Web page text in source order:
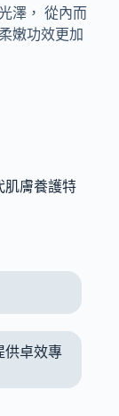
澤， 從內而
嫩功效更加
肌膚養護特
供卓效專